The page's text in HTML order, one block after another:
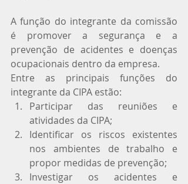
A função do integrante da comissão
é promover a segurança e a
prevenção de acidentes e doenças
ocupacionais dentro da empresa.
Entre as principais funções do
integrante da CIPA estão:
Participar das reuniões e
atividades da CIPA;
Identificar os riscos existentes
nos ambientes de trabalho e
propor medidas de prevenção;
Investigar os acidentes e